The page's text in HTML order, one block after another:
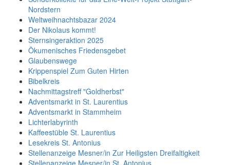
Nordstern
Weltweihnachtsbazar 2024
Der Nikolaus kommt!
Sternsingeraktion 2025
Ökumenisches Friedensgebet
Glaubenswege
Krippenspiel Zum Guten Hirten
Bibelkreis
Nachmittagstreff "Goldherbst"
Adventsmarkt in St. Laurentius
Adventsmarkt in Stammheim
Lichterlabyrinth
Kaffeestüble St. Laurentius
Lesekreis St. Antonius
Stellenanzeige Mesner/in Zur Heiligsten Dreifaltigkeit
Stellenanzeige Mesner/in St. Antonius